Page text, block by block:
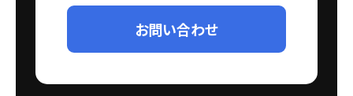
お問い合わせ